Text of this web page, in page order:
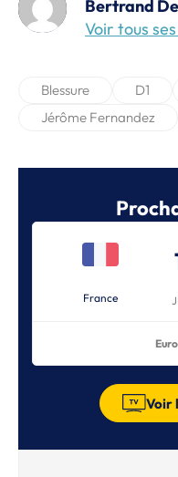
Bertrand
Voir tous
Blessure D1
Jérôme Fernandez
France
Voir